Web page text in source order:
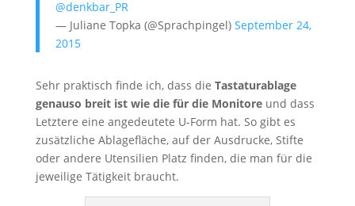
@denkbar_PR
— Juliane Topka (@Sprachpingel) September 24,
2015
Sehr praktisch finde ich, dass die Tastaturablage
genauso breit ist wie die für die Monitoreund dass
Letztere eine angedeutete U-Form hat. So gibt es
zusätzliche Ablagefläche, auf der Ausdrucke, Stifte
oder andere Utensilien Platz finden, die man für die
jeweilige Tätigkeit braucht.